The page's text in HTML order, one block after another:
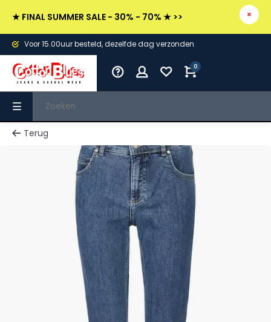
★ FINAL SUMMER SALE - 30% - 70% ★ >>
Voor 15.00uur besteld, dezelfde dag verzonden
0
Terug